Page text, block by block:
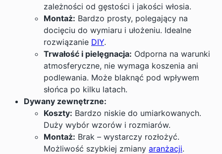
zależności od gęstości i jakości włosia.
Montaż: Bardzo prosty, polegający na
docięciu do wymiaru i ułożeniu. Idealne
rozwiązanie DIY.
Trwałość i pielęgnacja: Odporna na warunki
atmosferyczne, nie wymaga koszenia ani
podlewania. Może blaknąć pod wpływem
słońca po kilku latach.
Dywany zewnętrzne:
Koszty: Bardzo niskie do umiarkowanych.
Duży wybór wzorów i rozmiarów.
Montaż: Brak – wystarczy rozłożyć.
Możliwość szybkiej zmiany aranżacji.